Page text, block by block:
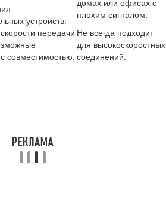
устройств.
домах или офисах с
плохим сигналом.
передачи
совместимостью.
Не всегда подходит
для высокоскоростных
соединений.